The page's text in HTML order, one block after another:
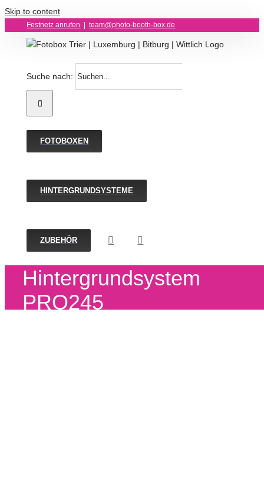
Skip to content
Festnetz anrufen team@photo-booth-box.de
Suche nach:
FOTOBOXEN
HINTERGRUNDSYSTEME
ZUBEHÖR
Backdrop
Hintergrundsystem
PRO245